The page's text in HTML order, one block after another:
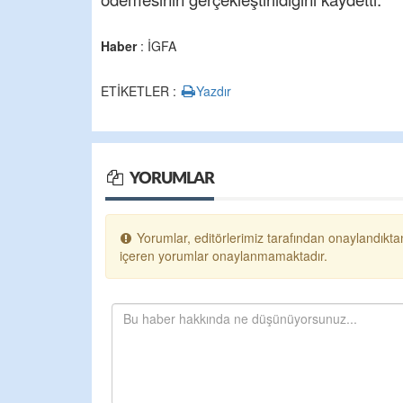
Haber: İGFA
ETİKETLER : Yazdır
YORUMLAR
Yorumlar, editörlerimiz tarafından
içeren yorumlar onaylanmamaktadır.